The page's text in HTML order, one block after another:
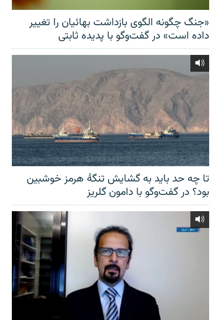
«جنگ چگونه الگوی بازداشت بهائیان را تغییر
داده است» در گفت‌وگو با پدیده ثابتی
تا چه حد باید به گشایش تنگهٔ هرمز خوشبین
بود؟ در گفت‌وگو با دامون گلریز